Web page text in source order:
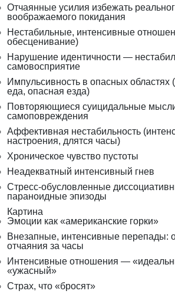
Отчаянные усилия избежать
воображаемого покидания
Нестабильные, интенсивные
обесценивание)
Нарушение идентичности —
самовосприятие
Импульсивность в опасных областях
еда, опасная езда)
Повторяющиеся суицидальные
самоповреждения
Аффективная нестабильность
настроения, длятся часы)
Хроническое чувство пустоты
Неадекватный интенсивный гнев
Стресс-обусловленные
параноидные эпизоды
Картина
Эмоции как «американские горки»
Внезапные, интенсивные перепады:
отчаяния за часы
Интенсивные отношения —
«ужасный»
Страх, что «бросят»